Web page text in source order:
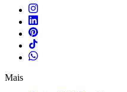
Mais